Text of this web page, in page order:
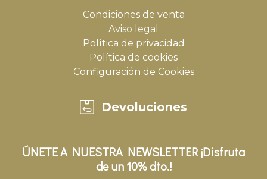
Condiciones de venta
Aviso legal
Política de privacidad
Política de cookies
Configuración de Cookies
Devoluciones
ÚNETE A NUESTRA NEWSLETTER ¡Disfruta
de un 10% dto.!